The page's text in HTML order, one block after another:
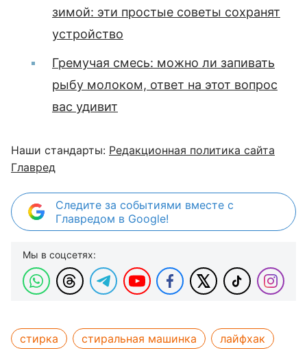
зимой: эти простые советы сохранят
устройство
Гремучая смесь: можно ли запивать
рыбу молоком, ответ на этот вопрос
вас удивит
Наши стандарты: Редакционная политика сайта
Главред
Следите за событиями вместе с
Главредом в Google!
Мы в соцсетях:
стирка стиральная машинка
лайфхак